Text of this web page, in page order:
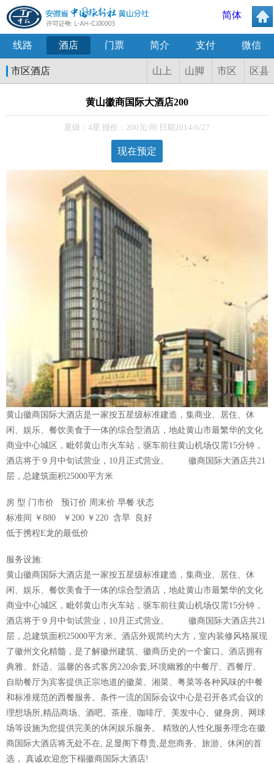
简体
线路 酒店 门票 简介 支付 微信
市区酒店 山上 山脚 市区 区县
黄山徽商国际大酒店200
星级：4星 报价：200元/间 日期2014/6/27
现在预定
黄山徽商国际大酒店是一家按五星级标准建造，集商业、居住、休
闲、娱乐、餐饮美食于一体的综合型酒店，地处黄山市最繁华的文化
商业中心城区，毗邻黄山市火车站，驱车前往黄山机场仅需15分钟，
酒店将于９月中旬试营业，10月正式营业。 徽商国际大酒店共21
层，总建筑面积25000平方米
房 型 门市价 预订价 周末价 早餐 状态
标准间 ￥880 ￥200 ￥220 含早 良好
低于携程E龙的最低价
服务设施:
黄山徽商国际大酒店是一家按五星级标准建造，集商业、居住、休
闲、娱乐、餐饮美食于一体的综合型酒店，地处黄山市最繁华的文化
商业中心城区，毗邻黄山市火车站，驱车前往黄山机场仅需15分钟，
酒店将于９月中旬试营业，10月正式营业。 徽商国际大酒店共21
层，总建筑面积25000平方米。酒店外观简约大方，室内装修风格展现
了徽州文化精髓，是了解徽州建筑、徽商历史的一个窗口。酒店拥有
典雅、舒适、温馨的各式客房220余套,环境幽雅的中餐厅、西餐厅、
自助餐厅为宾客提供正宗地道的徽菜、湘菜、粤菜等各种风味的中餐
和标准规范的西餐服务。条件一流的国际会议中心是召开各式会议的
理想场所,精品商场、酒吧、茶座、咖啡厅、美发中心、健身房、网球
场等设施为您提供完美的休闲娱乐服务。 精致的人性化服务理念在徽
商国际大酒店将无处不在, 足显阁下尊贵,是您商务、旅游、休闲的首
选， 真诚欢迎您下榻徽商国际大酒店!